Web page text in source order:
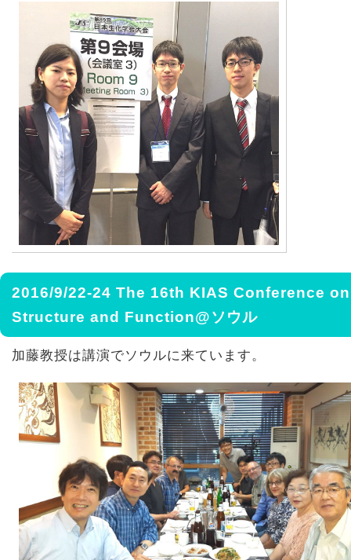
2016/9/22-24 The 16th KIAS Conference
Structure and Function@ソウル
加藤教授は講演でソウルに来ています。